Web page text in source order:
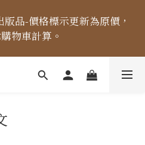
品-價格標示更新為原價，
物車計算。
版品-價格標示更新為原價，
物車計算。
周二、四、五出貨 (國定假
午12點前未完成付款」之訂